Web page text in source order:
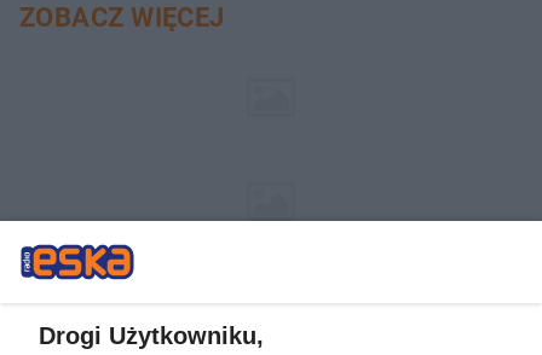
ZOBACZ WIĘCEJ
Drogi Użytkowniku,